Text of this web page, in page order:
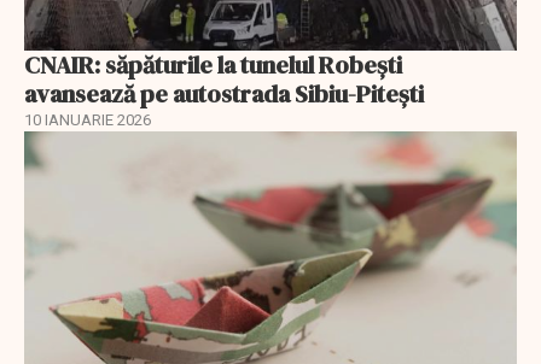
CNAIR: săpăturile la tunelul Robești
avansează pe autostrada Sibiu-Pitești
10 IANUARIE 2026